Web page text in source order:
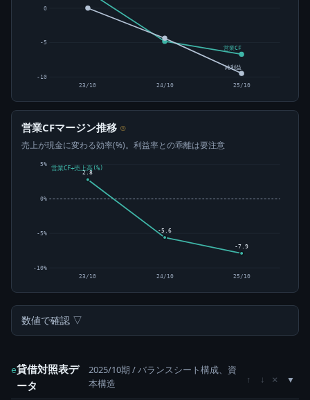
-10
-5
0
営業CF
純利益
23/10 24/10 25/10
営業CFマージン推移 ⊙
売上が現金に変わる効率(%)。利益率との乖離は要注意
-10%
-5%
0%
5%
2.8
23/10
-5.6
24/10
-7.9
25/10
営業CF÷売上高(%)
数値で確認 ▽
e貸借対照表デ
ータ
2025/10期 / バランスシート構成、資
本構造
↑ ↓ ×